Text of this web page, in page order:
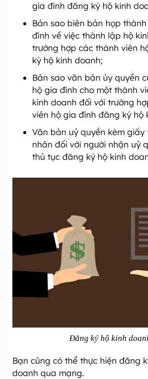
gia đình đăng ký hộ kinh
Bản sao biên bản họp
đình về việc thành lập hộ
trường hợp các thành viên
ký hộ kinh doanh;
Bản sao văn bản ủy quyền
hộ gia đình cho một thành
kinh doanh đối với trường
viên hộ gia đình đăng ký hộ
Văn bản uỷ quyền kèm
nhân đối với người nhận uỷ
thủ tục đăng ký hộ kinh
Đăng ký hộ kinh
Bạn cũng có thể thực hiện đăng
doanh qua mạng.